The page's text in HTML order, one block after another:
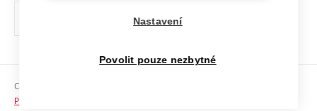
odkaz)
Sociální bezpečí
Copyright © 2026 VUT
Prohlášení o přístupnosti
Nastavení
Povolit pouze nezbytné